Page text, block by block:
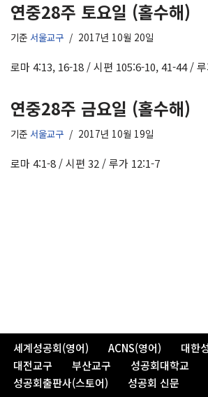
연중28주 토요일 (홀수해)
기준 서울교구 2017년 10월 20일
로마 4:13, 16-18 / 시편 105:6-10, 41-44 /
연중28주 금요일 (홀수해)
기준 서울교구 2017년 10월 19일
로마 4:1-8 / 시편 32 / 루가 12:1-7
세계성공회(영어) ACNS(영어)
대한
대전교구
부산교구
성공회대학교
성공회출판사(스토어)
성공회 신문